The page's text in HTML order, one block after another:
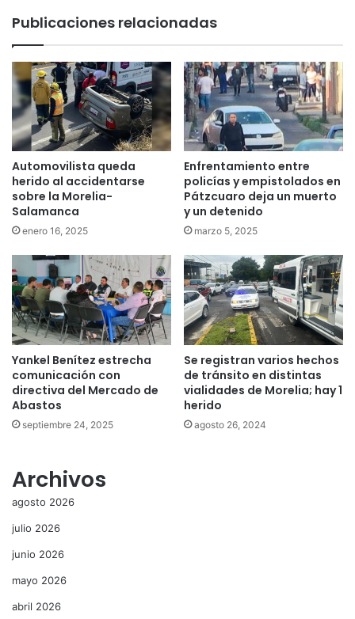
Publicaciones relacionadas
Automovilista queda
herido al accidentarse
sobre la Morelia-
Salamanca
enero 16, 2025
Enfrentamiento entre
policías y empistolados en
Pátzcuaro deja un muerto
y un detenido
marzo 5, 2025
Yankel Benítez estrecha
comunicación con
directiva del Mercado de
Abastos
septiembre 24, 2025
Se registran varios hechos
de tránsito en distintas
vialidades de Morelia; hay 1
herido
agosto 26, 2024
Archivos
agosto 2026
julio 2026
junio 2026
mayo 2026
abril 2026